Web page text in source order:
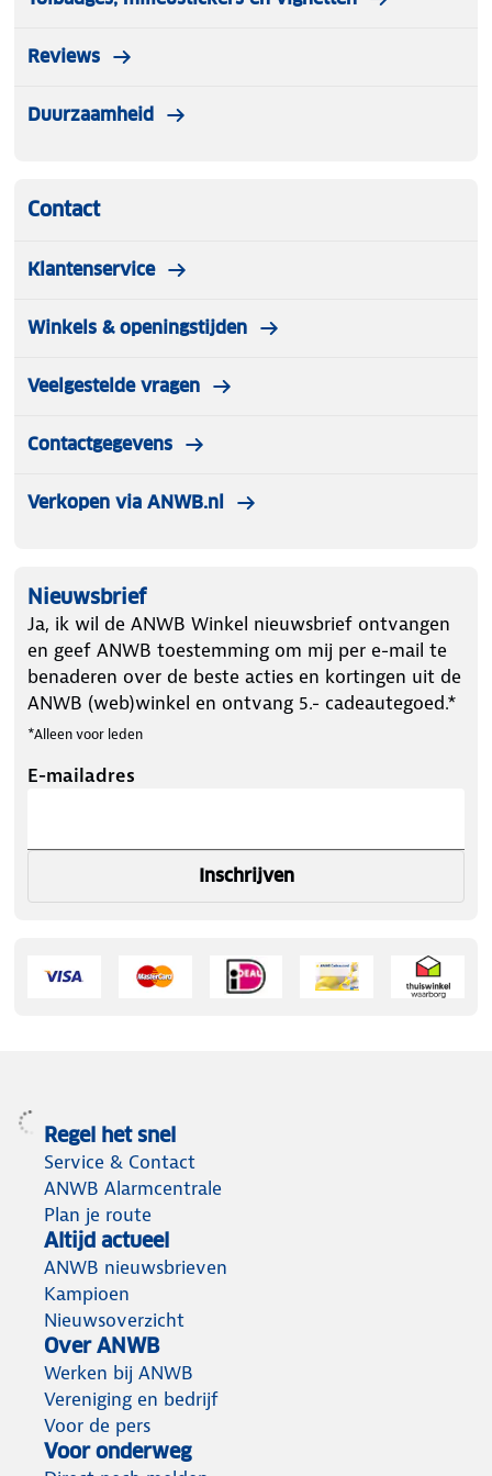
Reviews
Duurzaamheid
Contact
Klantenservice
Winkels & openingstijden
Veelgestelde vragen
Contactgegevens
Verkopen via ANWB.nl
Nieuwsbrief
Ja, ik wil de ANWB Winkel nieuwsbrief ontvangen
en geef ANWB toestemming om mij per e-mail te
benaderen over de beste acties en kortingen uit de
ANWB (web)winkel en ontvang 5.- cadeautegoed.*
*Alleen voor leden
E-mailadres
Inschrijven
Regel het snel
Service & Contact
ANWB Alarmcentrale
Plan je route
Altijd actueel
ANWB nieuwsbrieven
Kampioen
Nieuwsoverzicht
Over ANWB
Werken bij ANWB
Vereniging en bedrijf
Voor de pers
Voor onderweg